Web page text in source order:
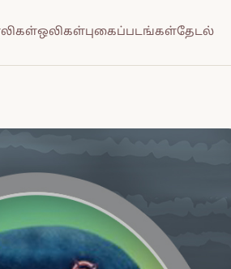
ஒலிகள்புகைப்படங்கள்தேடல்